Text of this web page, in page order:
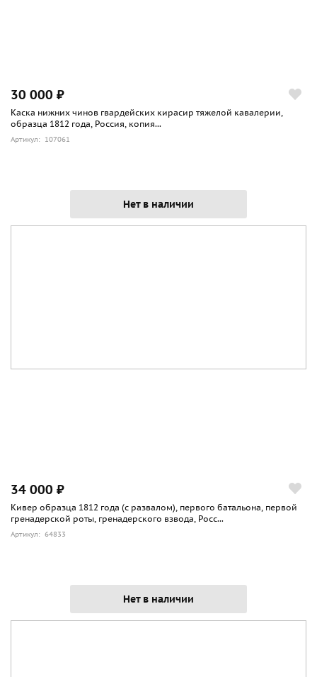
30 000 ₽
Каска нижних чинов гвардейских кирасир тяжелой кавалерии,
образца 1812 года, Россия, копия...
Артикул: 107061
Нет в наличии
34 000 ₽
Кивер образца 1812 года (с развалом), первого батальона, первой
гренадерской роты, гренадерского взвода, Росс...
Артикул: 64833
Нет в наличии